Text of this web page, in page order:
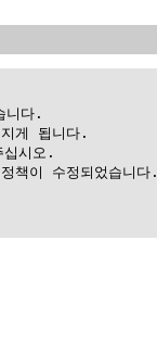
니다.
게 됩니다.
시오.
책이 수정되었습니다.